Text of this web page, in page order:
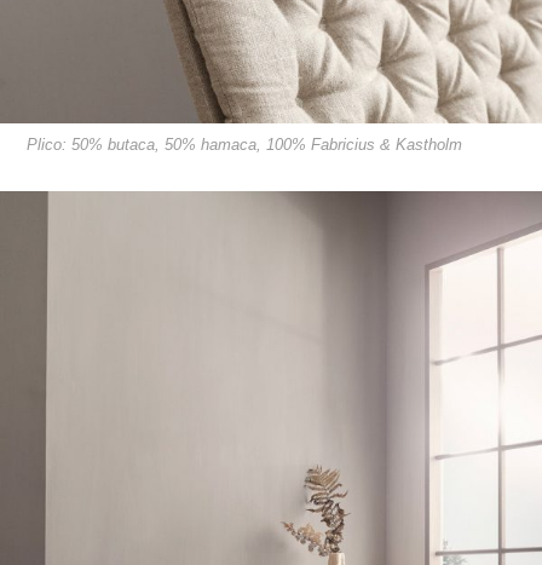
Plico: 50% butaca, 50% hamaca, 100% Fabricius & Kastholm